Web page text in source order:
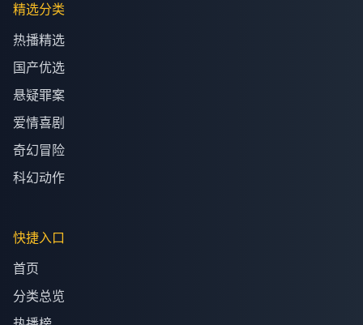
精选分类
热播精选
国产优选
悬疑罪案
爱情喜剧
奇幻冒险
科幻动作
快捷入口
首页
分类总览